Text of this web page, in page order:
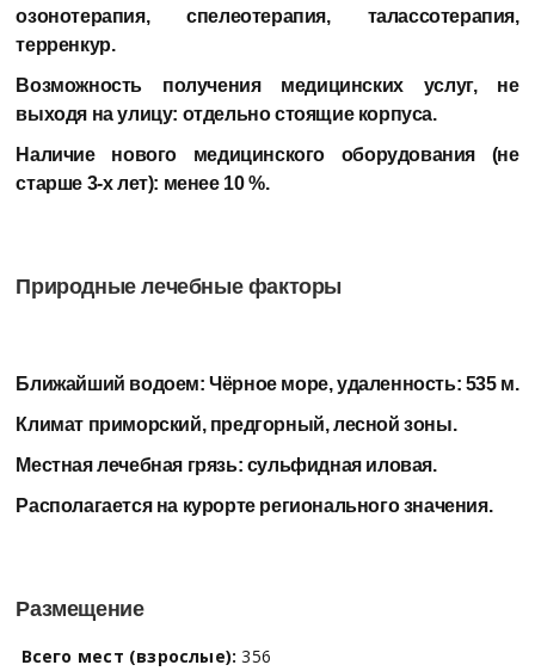
озонотерапия, спелеотерапия, талассотерапия,
терренкур.
Возможность получения медицинских услуг, не
выходя на улицу: отдельно стоящие корпуса.
Наличие нового медицинского оборудования (не
старше 3-х лет): менее 10 %.
Природные лечебные факторы
Ближайший водоем:Чёрное море, удаленность: 535 м.
Климат приморский, предгорный, лесной зоны.
Местная лечебная грязь: сульфидная иловая.
Располагается на курорте регионального значения.
Размещение
Всего мест (взрослые): 356